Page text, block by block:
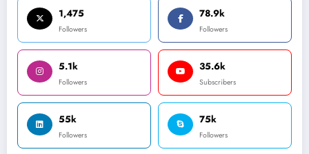
1,475
Followers
78.9k
Followers
5.1k
Followers
35.6k
Subscribers
55k
Followers
75k
Followers